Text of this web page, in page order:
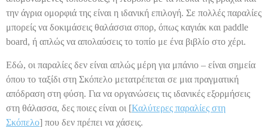
την άγρια ομορφιά της είναι η ιδανική επιλογή. Σε πολλές παραλίες
μπορείς να δοκιμάσεις θαλάσσια σπορ, όπως καγιάκ και paddle
board, ή απλώς να απολαύσεις το τοπίο με ένα βιβλίο στο χέρι.
Εδώ, οι παραλίες δεν είναι απλώς μέρη για μπάνιο – είναι σημεία
όπου το ταξίδι στη Σκόπελο μετατρέπεται σε μια πραγματική
απόδραση στη φύση. Για να οργανώσεις τις ιδανικές εξορμήσεις
στη θάλασσα, δες ποιες είναι οι [Καλύτερες παραλίες στη
Σκόπελο] που δεν πρέπει να χάσεις.